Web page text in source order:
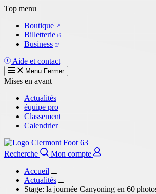
Aller
contenu
principal
Top menu
Boutique
Billetterie
Business
Aide et contact
Menu Fermer
Mises en avant
Actualités
équipe pro
Classement
Calendrier
Recherche
Mon compte
Accueil
Actualités
Stage: la journée Canyoning en 60